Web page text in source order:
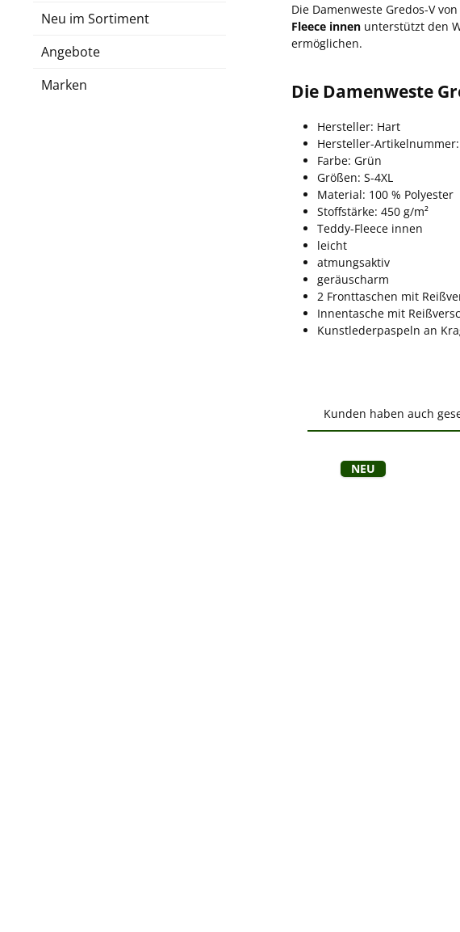
Neu im Sortiment
Angebote
Marken
Die Damenweste Gredos-V
Fleece innen unterstützt den
ermöglichen.
Die Damenweste
Hersteller: Hart
Hersteller-Artikelnummer:
Farbe: Grün
Größen: S-4XL
Material: 100 % Polyester
Stoffstärke: 450 g/m²
Teddy-Fleece innen
leicht
atmungsaktiv
geräuscharm
2 Fronttaschen mit
Innentasche mit
Kunstlederpaspeln an
Kunden haben auch
Neu